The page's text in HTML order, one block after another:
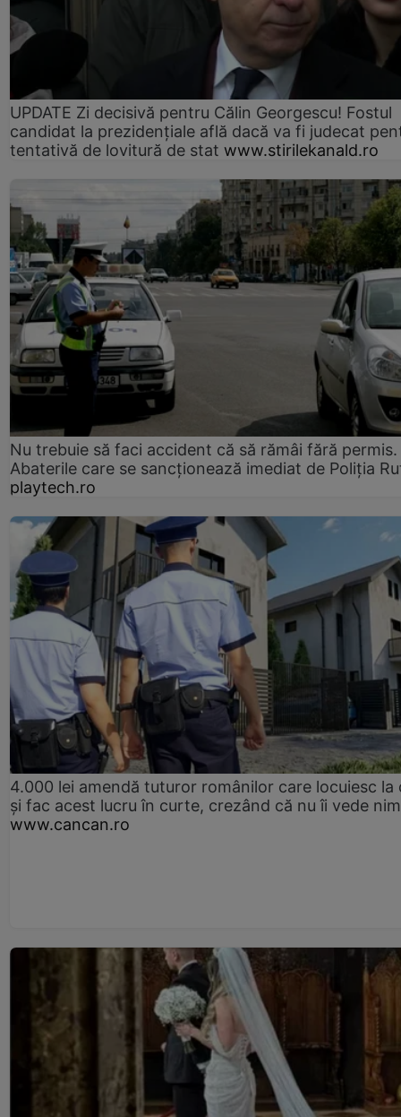
UPDATE Zi decisivă pentru Călin Georgescu! Fostul
candidat la prezidențiale află dacă va fi judecat
tentativă de lovitură de stat www.stirilekanald.ro
Nu trebuie să faci accident că să rămâi fără permis.
Abaterile care se sancționează imediat de Poliţia
playtech.ro
4.000 lei amendă tuturor românilor care locuiesc la
și fac acest lucru în curte, crezând că nu îi vede
www.cancan.ro